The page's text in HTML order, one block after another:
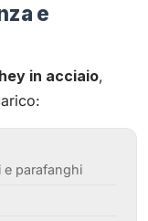
e
in acciaio,
parafanghi